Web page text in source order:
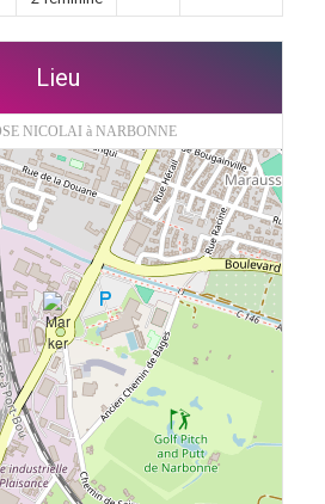
Lieu
NICOLAI à NARBONNE